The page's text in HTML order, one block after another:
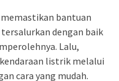
bantuan
dengan baik
Lalu,
listrik melalui
cara yang mudah.